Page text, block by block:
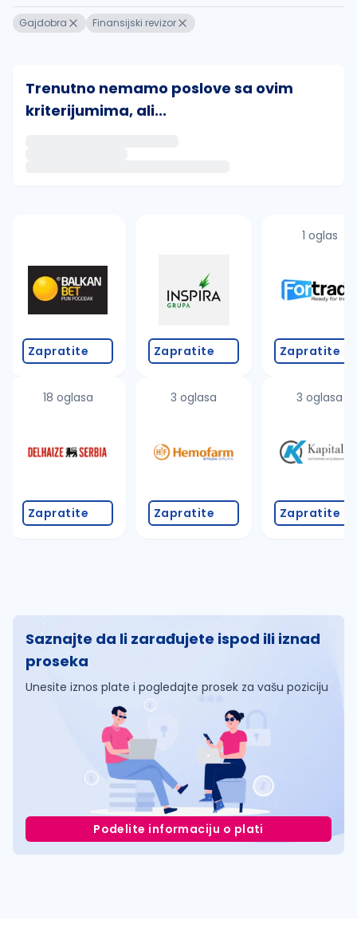
Gajdobra Finansijski revizor
Trenutno nemamo poslove sa ovim
kriterijumima, ali...
Takođe možete da:
proverite pravopisne greške (koristite č, ć, š, đ,
promenite odabrane filtere pretrage
Zapratite
18 oglasa
Zapratite
Zapratite
3 oglasa
Zapratite
1 oglas
Zapratite
3 oglasa
Zapratite
Saznajte da li zarađujete ispod ili iznad
proseka
Unesite iznos plate i pogledajte prosek za vašu poziciju
Podelite informaciju o plati